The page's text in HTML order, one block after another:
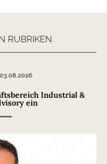
RUBRIKEN
03.08.2026
Industrial &
ein